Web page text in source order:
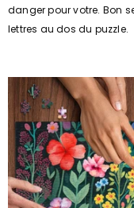
danger pour votre. Bon
lettres au dos du puzzle.